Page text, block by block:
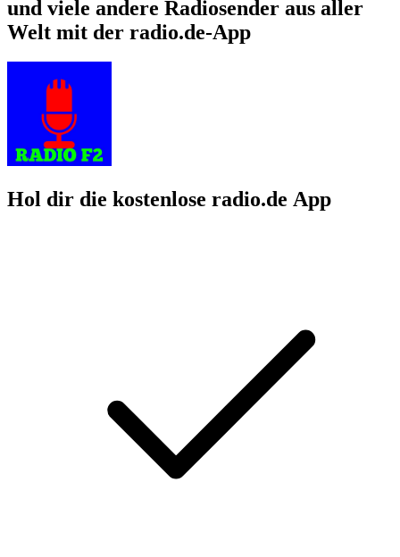
und viele andere Radiosender aus aller
Welt mit der radio.de-App
Hol dir die kostenlose radio.de App